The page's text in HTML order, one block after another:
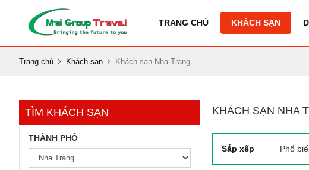
TRANG CHỦ KHÁCH SẠN
Trang chủ Khách sạn Khách sạn Nha Trang
KHÁCH SẠN NHA
Sắp xếp Phổ
TÌM KHÁCH SẠN
THÀNH PHỐ